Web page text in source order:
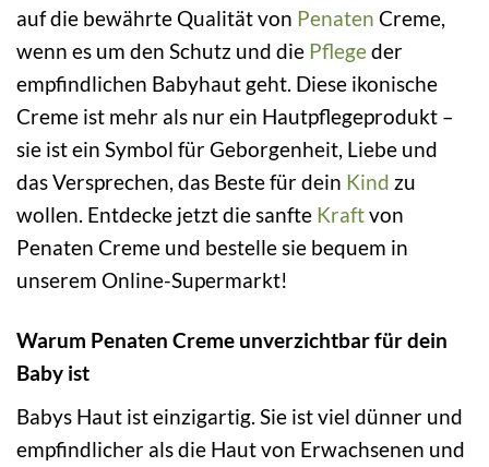
auf die bewährte Qualität von Penaten Creme,
wenn es um den Schutz und die Pflegeder
empfindlichen Babyhaut geht. Diese ikonische
Creme ist mehr als nur ein Hautpflegeprodukt –
sie ist ein Symbol für Geborgenheit, Liebe und
das Versprechen, das Beste für dein Kind zu
wollen. Entdecke jetzt die sanfte Kraftvon
Penaten Creme und bestelle sie bequem in
unserem Online-Supermarkt!
Warum Penaten Creme unverzichtbar für dein
Baby ist
Babys Haut ist einzigartig. Sie ist viel dünner und
empfindlicher als die Haut von Erwachsenen und